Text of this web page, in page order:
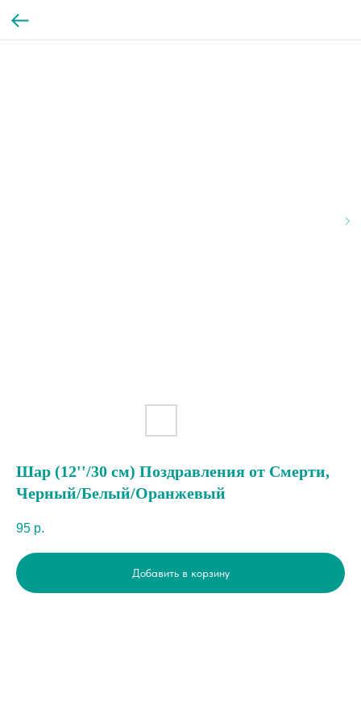
Шар (12''/30 см) Поздравления от Смерти,
Черный/Белый/Оранжевый
95 р.
Добавить в корзину